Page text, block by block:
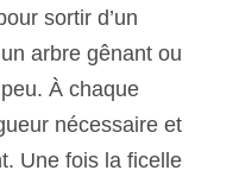
sortir d’un
arbre gênant ou
À chaque
nécessaire et
Une fois la ficelle